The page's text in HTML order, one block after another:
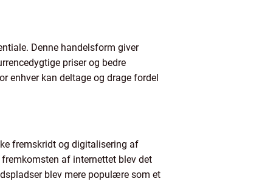
Denne handelsform giver
priser og bedre
enhver kan deltage og drage fordel
fremskridt og digitalisering af
af internettet blev det
blev mere populære som et